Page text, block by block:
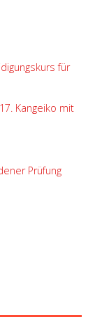
für
Kangeiko mit
Prüfung